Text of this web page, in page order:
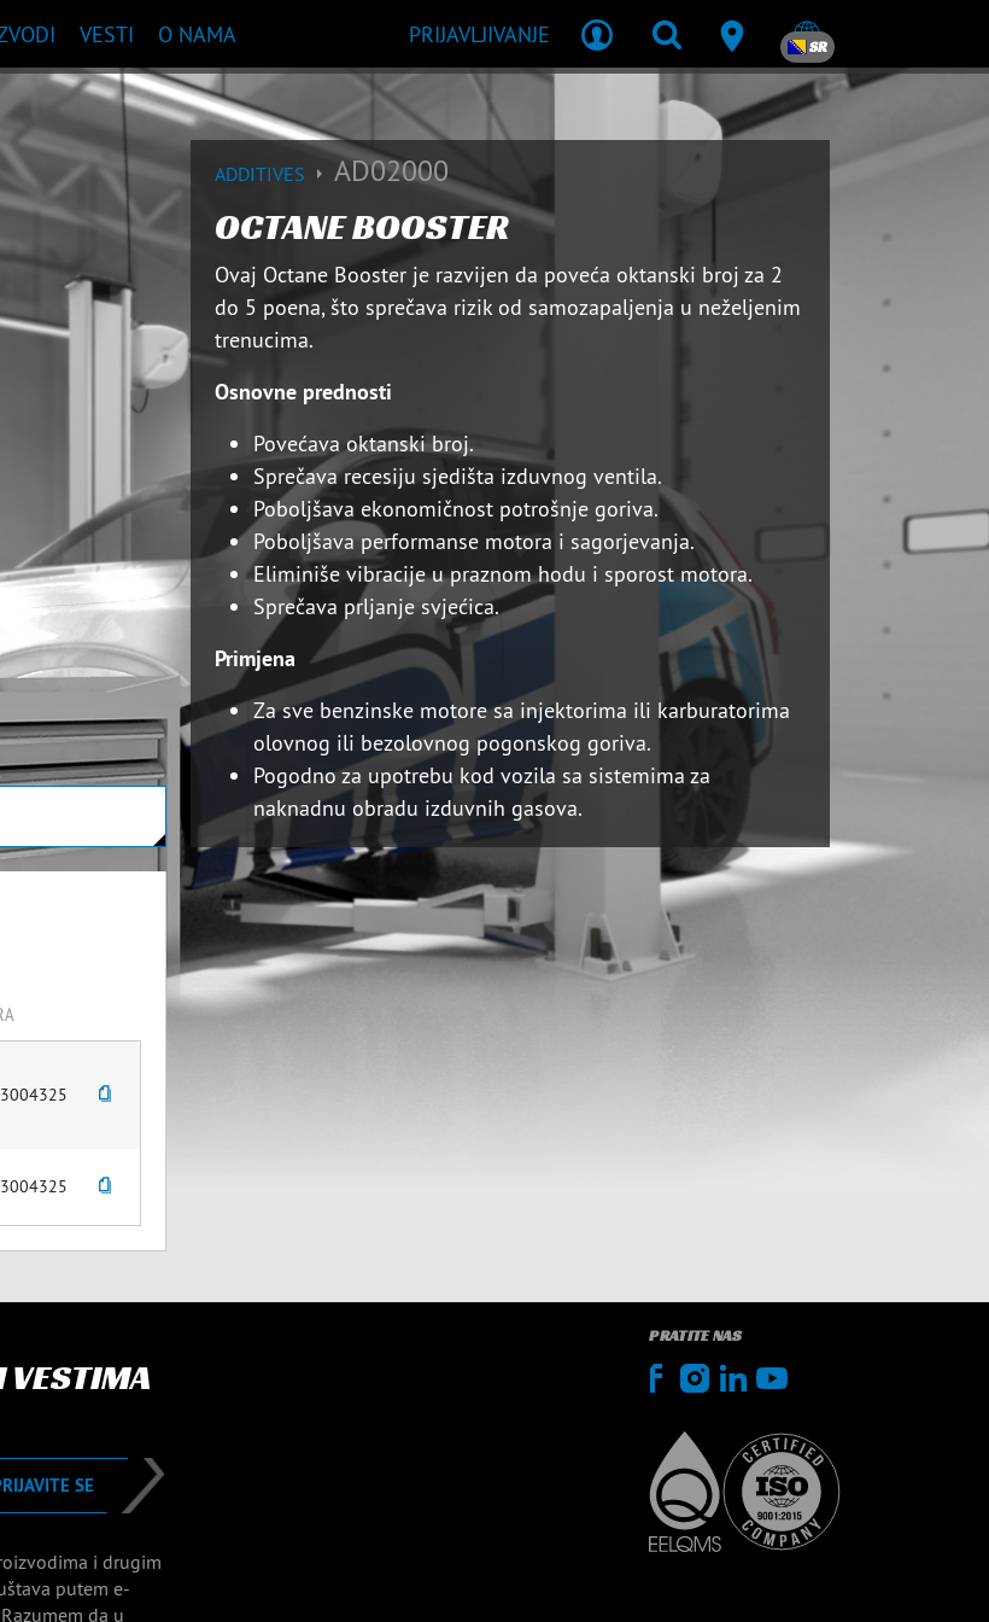
VESTI O NAMA PRIJAVLJIVANJE SR
ADDITIVES AD02000
OCTANE BOOSTER
Ovaj Octane Booster je razvijen da poveća oktanski broj za 2
do 5 poena, što sprečava rizik od samozapaljenja u neželjenim
trenucima.
Osnovne prednosti
Povećava oktanski broj.
Sprečava recesiju sjedišta izduvnog ventila.
Poboljšava ekonomičnost potrošnje goriva.
Poboljšava performanse motora i sagorjevanja.
Eliminiše vibracije u praznom hodu i sporost motora.
Sprečava prljanje svjećica.
Primjena
Za sve benzinske motore sa injektorima ili karburatorima
olovnog ili bezolovnog pogonskog goriva.
Pogodno za upotrebu kod vozila sa sistemima za
naknadnu obradu izduvnih gasova.
PRIRUČNIK ZA APLIKACIJU
VESTIMA
SE
i drugim
putem e-
da u
PRATITE NAS